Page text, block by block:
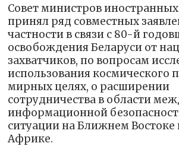
Совет министров
принял ряд совместных
частности в связи с 80-й
освобождения Беларуси от
захватчиков, по вопросам
использования космического
мирных целях, о расширении
сотрудничества в области
информационной
ситуации на Ближнем Востоке
Африке.